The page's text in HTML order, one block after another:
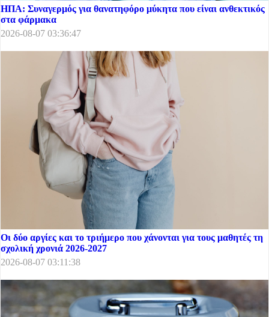
ΗΠΑ: Συναγερμός για θανατηφόρο μύκητα που είναι ανθεκτικός
στα φάρμακα
2026-08-07 03:36:47
Οι δύο αργίες και το τριήμερο που χάνονται για τους μαθητές τη
σχολική χρονιά 2026-2027
2026-08-07 03:11:38